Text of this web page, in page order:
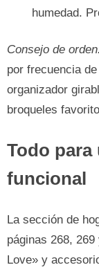
humedad.
Consejo de
por frecuencia
organizador
broqueles
Todo
funcional
La sección de
páginas 268,
Love» y